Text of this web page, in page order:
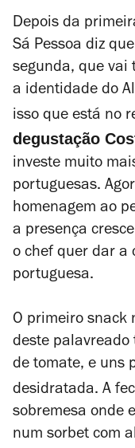
Depois da
Sá Pessoa diz
segunda, que vai
a identidade do
isso que está no
degustação
investe muito
portuguesas.
homenagem ao
a presença
o chef quer dar a
portuguesa.
O primeiro snack
deste palavreado
de tomate, e uns
desidratada. A
sobremesa onde
num sorbet com